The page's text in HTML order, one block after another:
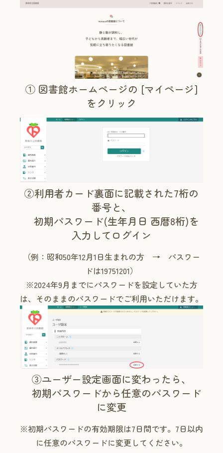
① 図書館ホームページの [マイページ]
をクリック
②利用者カード裏面に記載された7桁の
番号と、
初期パスワード(生年月日 西暦8桁)を
入力してログイン
（例：昭和50年12月1日生まれの方 → パスワー
ドは19751201）
※2024年9月までにパスワードを設定していた方
は、そのままのパスワードでご利用いただけます。
③ユーザー設定画面に変わったら、
初期パスワードから任意のパスワード
に変更
※初期パスワードの有効期限は7日間です。7日以内
に任意のパスワードに変更してください。